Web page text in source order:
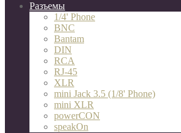
Разъемы
1/4' Phone
BNC
Bantam
DIN
RCA
RJ-45
XLR
mini Jack 3.5 (1/8' Phone)
mini XLR
powerCON
speakOn